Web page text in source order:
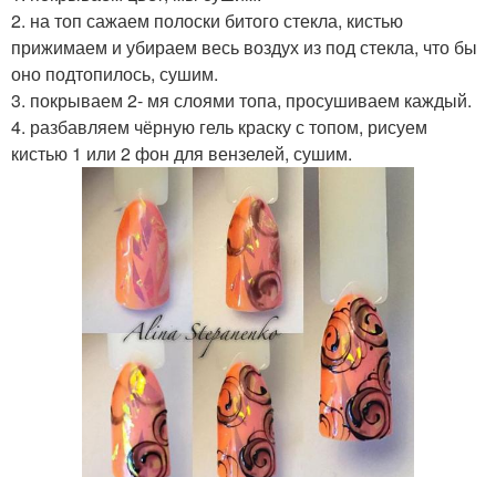
2. на топ сажаем полоски битого стекла, кистью
прижимаем и убираем весь воздух из под стекла, что бы
оно подтопилось, сушим.
3. покрываем 2- мя слоями топа, просушиваем каждый.
4. разбавляем чёрную гель краску с топом, рисуем
кистью 1 или 2 фон для вензелей, сушим.